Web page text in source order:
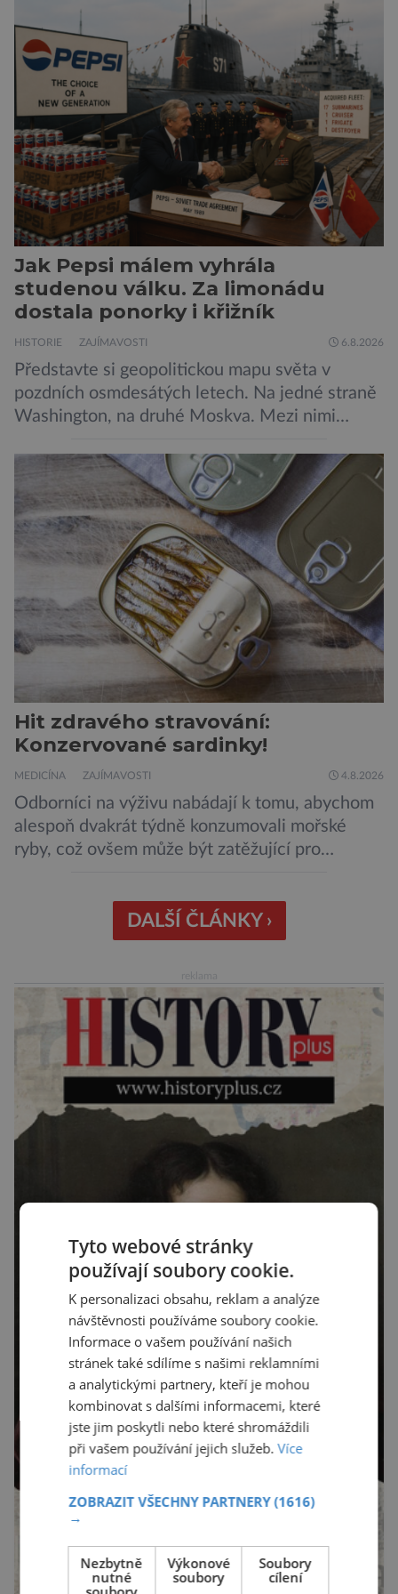
Bradavice, Hagridovu chýši i učebny, ve
kterých si můžete zkusit kouzla na vlastní kůži.
Nechte tedy mudlovské starosti přede dveřmi.
Neplecha byla zahájena. Dopis z Bradavic
možná stále nepřišel, ale […]
Jak Pepsi málem vyhrála
studenou válku. Za limonádu
dostala ponorky i křižník
HISTORIE ZAJÍMAVOSTI 6.8.2026
Představte si geopolitickou mapu světa v
pozdních osmdesátých letech. Na jedné straně
Washington, na druhé Moskva. Mezi nimi
padesátkrát dokola, železná opona a miliony
vojáků v permanentní pohotovosti. A pak je tu
Donald Kendall, generální ředitel společnosti
PepsiCo, který se v květnu roku 1989 stává
admirálem flotily, jež čítá sedmnáct […]
Hit zdravého stravování:
Konzervované sardinky!
MEDICÍNA ZAJÍMAVOSTI 4.8.2026
Odborníci na výživu nabádají k tomu, abychom
alespoň dvakrát týdně konzumovali mořské
ryby, což ovšem může být zatěžující pro
sardinky, které si může dovolit opravdu každý
„Místo toho, aby poskytovaly izolované
potravinou,“ říká nutriční specialista Colin
Robertson a zdůrazňuje […]
DALŠÍ ČLÁNKY ›
Tyto webové stránky
používají soubory cookie.
K personalizaci obsahu, reklam a analýze
návštěvnosti používáme soubory cookie.
Informace o vašem používání našich
stránek také sdílíme s našimi reklamními
a analytickými partnery, kteří je mohou
kombinovat s dalšími informacemi, které
jste jim poskytli nebo které shromáždili
při vašem používání jejich služeb.Více
informací
ZOBRAZIT VŠECHNY PARTNERY(1616)
→
Nezbytně
nutné
Výkonové
soubory
Soubory
cílení